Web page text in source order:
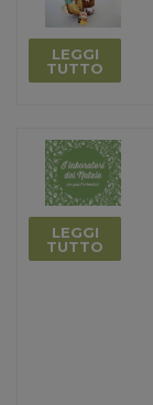
LEGGI
TUTTO
LEGGI
TUTTO